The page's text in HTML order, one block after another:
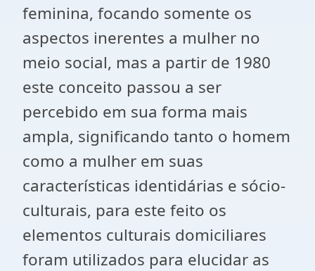
feminina, focando somente os
aspectos inerentes a mulher no
meio social, mas a partir de 1980
este conceito passou a ser
percebido em sua forma mais
ampla, significando tanto o homem
como a mulher em suas
características identidárias e sócio-
culturais, para este feito os
elementos culturais domiciliares
foram utilizados para elucidar as